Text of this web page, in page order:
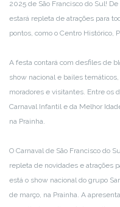
2025 de São Francisco do Sul!
estará repleta de atrações para
pontos, como o Centro Histórico,
A festa contará com desfiles de
show nacional e bailes
moradores e visitantes. Entre os
Carnaval Infantil e da Melhor
na Prainha.
O Carnaval de São Francisco do
repleta de novidades e atrações
está o show nacional do grupo
de março, na Prainha. A